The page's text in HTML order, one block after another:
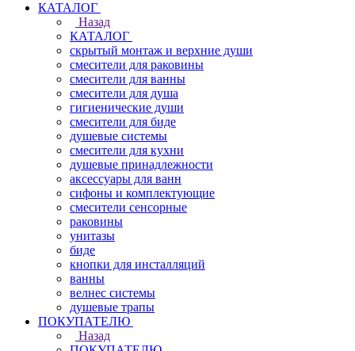
КАТАЛОГ
Назад
КАТАЛОГ
скрытый монтаж и верхние души
смесители для раковины
смесители для ванны
смесители для душа
гигиенические души
смесители для биде
душевые системы
смесители для кухни
душевые принадлежности
аксессуары для ванн
сифоны и комплектующие
смесители сенсорные
раковины
унитазы
биде
кнопки для инсталляций
ванны
велнес системы
душевые трапы
ПОКУПАТЕЛЮ
Назад